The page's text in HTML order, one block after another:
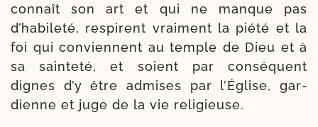
connaît son art et qui ne manque pas
d’habileté, res­pirent vrai­ment la pié­té et la
foi qui conviennent au temple de Dieu et à
sa sain­te­té, et soient par consé­quent
dignes d’y être admises par l’Église, gar­
dienne et juge de la vie religieuse.